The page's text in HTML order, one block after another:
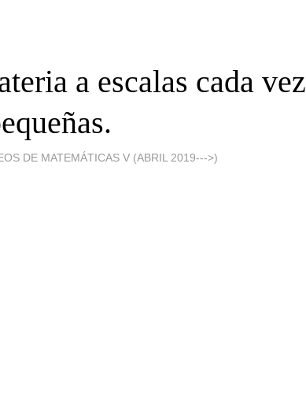
a escalas cada vez
DE MATEMÁTICAS V (ABRIL 2019--->)